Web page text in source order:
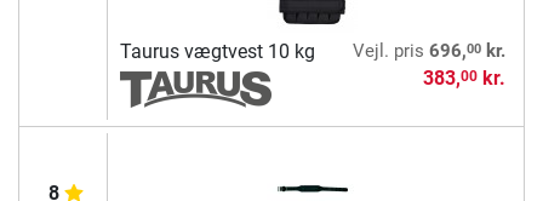
Taurus vægtvest 10 kg Vejl. pris 696,00kr.
383,00kr.
8